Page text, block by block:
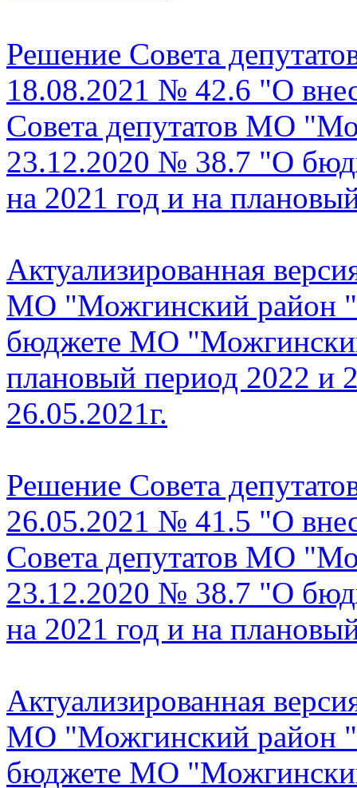
Решение Совета
18.08.2021 № 42.6 "О
Совета депутатов МО
23.12.2020 № 38.7 "О
на 2021 год и на
Актуализированная
МО "Можгинский район
бюджете МО
плановый период 2022 и
26.05.2021г.
Решение Совета
26.05.2021 № 41.5 "О
Совета депутатов МО
23.12.2020 № 38.7 "О
на 2021 год и на
Актуализированная
МО "Можгинский район
бюджете МО